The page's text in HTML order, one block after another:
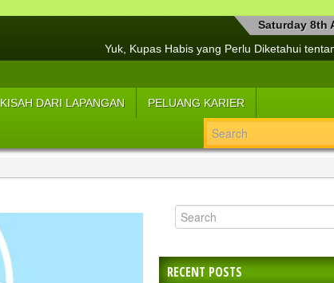
Saturday 8th
Yuk, Kupas Habis yang Perlu Diketahui
3 Tips Menjaga Tubuh Tetap Sehat dan
Suplemen Kesehatan
Yuk, Segera
5 Strategi Cerdas Menjaga
Tetap Sehat dengan
Yuk, Kenal Lebih Dekat
KISAH DARI LAPANGAN PELUANG KARIER
RECENT POSTS